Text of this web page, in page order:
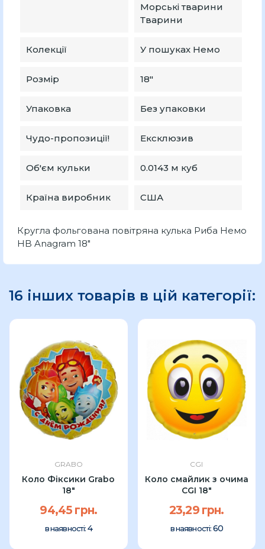
Морські тварини
Тварини
Колекції У пошуках Немо
Розмір 18″
Упаковка Без упаковки
Чудо-пропозиції! Ексклюзив
Об'єм кульки 0.0143 м куб
Країна виробник США
Кругла фольгована повітряна кулька Риба Немо
HB Anagram 18″
16 інших товарів в цій категорії:
GRABO
Коло Фіксики Grabo
18"
94,45 грн.
в наявності: 4
CGI
Коло смайлик з очима
CGI 18"
23,29 грн.
в наявності: 60